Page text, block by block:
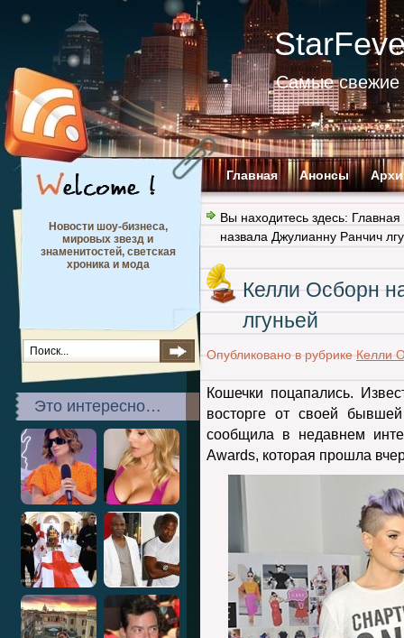
Самые свежие
Главная Анонсы
Новости шоу-бизнеса,
мировых звезд и
знаменитостей, светская
хроника и мода
Это интересно…
Вы находитесь здесь: Главная
назвала Джулианну Ранчич
Келли Осборн
лгуньей
Опубликовано в рубрике Келли
Кошечки поцапались.
восторге от своей
сообщила в недавнем
Awards, которая прошла